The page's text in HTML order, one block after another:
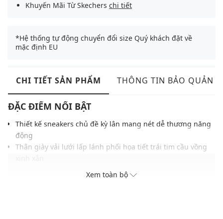
Khuyến Mãi Từ Skechers chi tiết
*Hệ thống tự động chuyển đổi size Quý khách đặt về
mặc định EU
CHI TIẾT SẢN PHẨM THÔNG TIN BẢO QUẢN
ĐẶC ĐIỂM NỔI BẬT
Thiết kế sneakers chủ đề kỳ lân mang nét dễ thương năng
động
Thân giày vải lưới lấp lánh phối họa tiết trái tim cầu vồng
Đế giữa hình kỳ lân tích hợp hệ thống đèn LED vô cùng bắt
Xem toàn bộ